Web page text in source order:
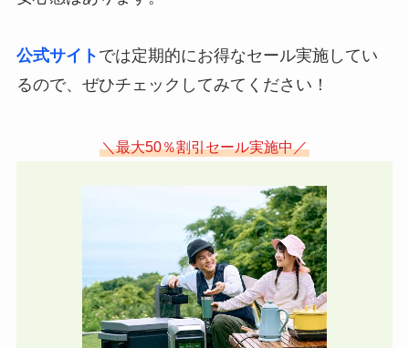
公式サイト では定期的にお得なセール実施してい
るので、ぜひチェックしてみてください！
＼最大50％割引セール実施中／